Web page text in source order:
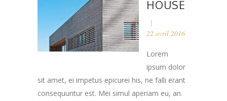
HOUSE
22 avril 2016
Lorem
ipsum dolor
sit amet, ei impetus epicurei his, ne falli erant
consequuntur est. Mei simul aperiam eu, an